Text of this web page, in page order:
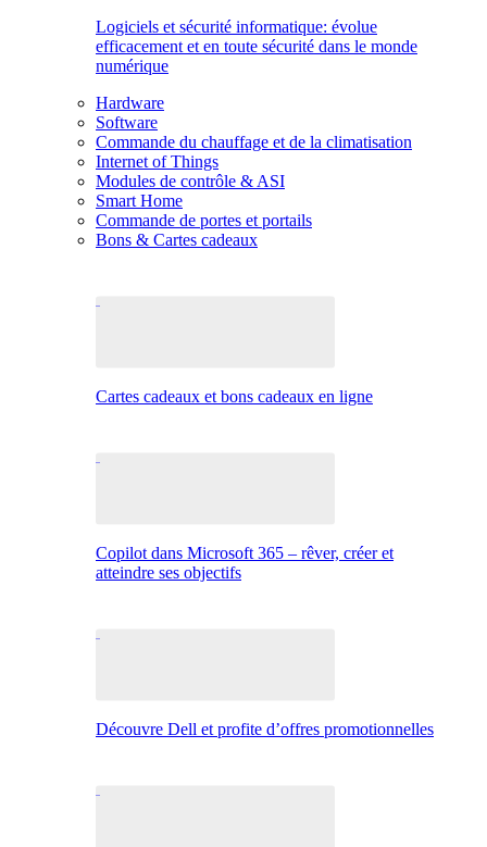
Logiciels et sécurité informatique: évolue
efficacement et en toute sécurité dans le monde
numérique
Hardware
Software
Commande du chauffage et de la climatisation
Internet of Things
Modules de contrôle & ASI
Smart Home
Commande de portes et portails
Bons & Cartes cadeaux
Cartes cadeaux et bons cadeaux en ligne
Copilot dans Microsoft 365 – rêver, créer et
atteindre ses objectifs
Découvre Dell et profite d’offres promotionnelles